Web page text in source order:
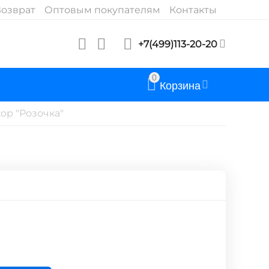
Оптовым покупателям Контакты
+7(499)113-20-20
0 Корзина
"Розочка"